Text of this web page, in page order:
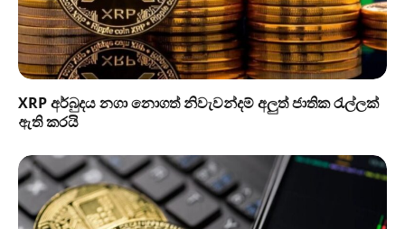
XRP අර්බුදය නගා නොගත් නිවැවන්දම් අලුත් ජාතික රැල්ලක්
ඇති කරයි